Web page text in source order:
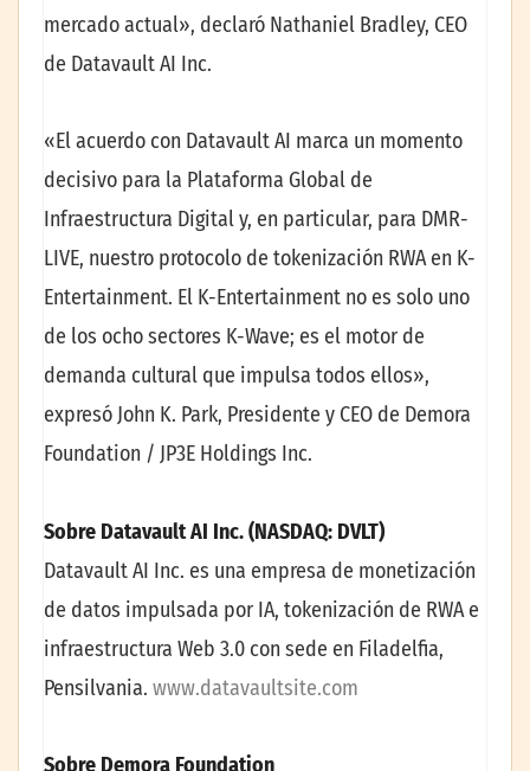
mercado actual», declaró Nathaniel Bradley, CEO
de Datavault AI Inc.
«El acuerdo con Datavault AI marca un momento
decisivo para la Plataforma Global de
Infraestructura Digital y, en particular, para DMR-
LIVE, nuestro protocolo de tokenización RWA en K-
Entertainment. El K-Entertainment no es solo uno
de los ocho sectores K-Wave; es el motor de
demanda cultural que impulsa todos ellos»,
expresó John K. Park, Presidente y CEO de Demora
Foundation / JP3E Holdings Inc.
Sobre Datavault AI Inc. (NASDAQ: DVLT)
Datavault AI Inc. es una empresa de monetización
de datos impulsada por IA, tokenización de RWA e
infraestructura Web 3.0 con sede en Filadelfia,
Pensilvania. www.datavaultsite.com
Sobre Demora Foundation